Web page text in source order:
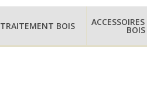
TRAITEMENT BOIS BOIS